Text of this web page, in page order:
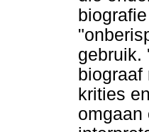
gebruik.
krities
omgaan